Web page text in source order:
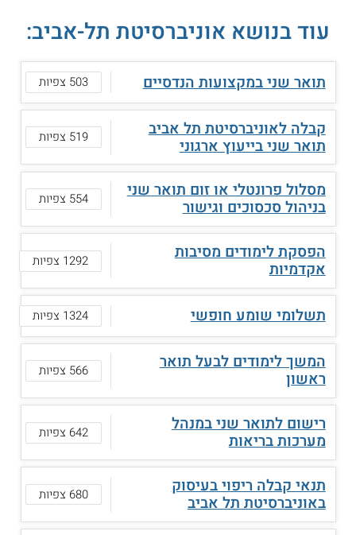
עוד בנושא אוניברסיטת תל-אביב:
תואר שני במקצועות הנדסיים 503 צפיות
קבלה לאוניברסיטת תל אביב
תואר שני בייעוץ ארגוני 519 צפיות
מסלול פרונטלי או זום תואר שני
בניהול סכסוכים וגישור 554 צפיות
הפסקת לימודים מסיבות
אקדמיות 1292 צפיות
תשלומי שומע חופשי 1324 צפיות
המשך לימודים לבעל תואר
ראשון 566 צפיות
רישום לתואר שני במנהל
מערכות בריאות 642 צפיות
תנאי קבלה ריפוי בעיסוק
באוניברסיטת תל אביב 680 צפיות